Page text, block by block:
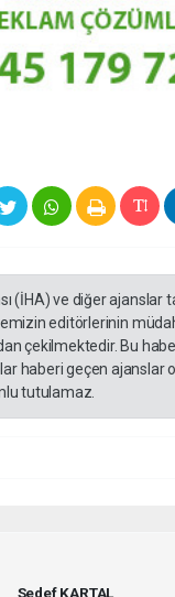
(İHA) ve diğer ajanslar
editörlerinin
çekilmektedir. Bu
haberi geçen ajanslar
tutulamaz.
Sedef KARTAL